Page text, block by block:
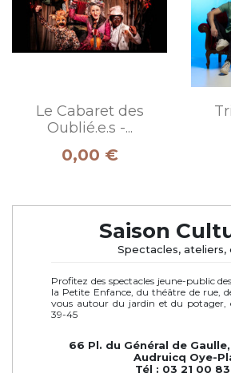
Le Cabaret des
Oublié.e.s -...
Prix
0,00 €
Saison
Spectacles, ateliers,
Profitez des spectacles jeune-public
la Petite Enfance, du théâtre de rue,
vous autour du jardin et du potager,
39-45
66 Pl. du Général de
Audruicq Oye-
Tél : 03 21 00